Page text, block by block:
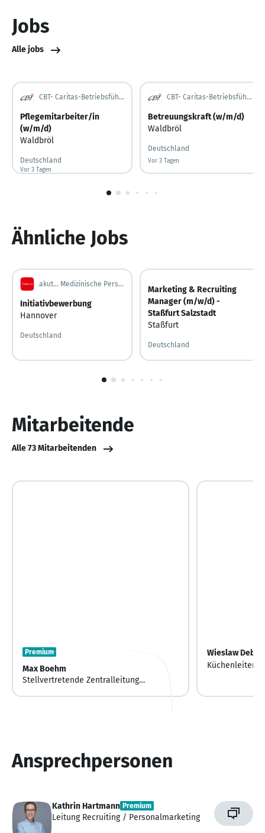
Jobs
Alle jobs
CBT- Caritas-Betriebsführungs- und Trägergesellschaft mbH
Pflegemitarbeiter/in
(w/m/d)
Waldbröl
Deutschland
Vor 3 Tagen
Vor 3 Tagen veröffentlicht
CBT- Caritas-Betriebsführungs- und Trägergesellschaft mbH
Betreuungskraft (w/m/d)
Waldbröl
Deutschland
Vor 3 Tagen
Vor 3 Tagen veröffentlicht
Ähnliche Jobs
akut... Medizinische Personallogistik GmbH
Initiativbewerbung
Hannover
Deutschland
Marketing & Recruiting
Manager (m/w/d) -
Staßfurt Salzstadt
Staßfurt
Deutschland
1
Mitarbeitende
Alle 73 Mitarbeitenden
Premium
Max Boehm
Stellvertretende Zentralleitung
Wieslaw
Küchenleiter
Ansprechpersonen
Kathrin Hartmann Premium
Leitung Recruiting / Personalmarketing